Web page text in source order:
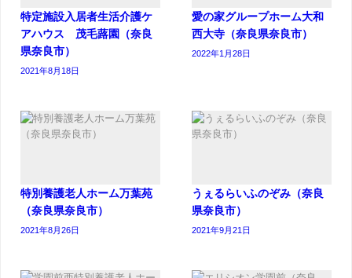
特定施設入居者生活介護ケ
アハウス 茂毛蕗園（奈良
県奈良市）
2021年8月18日
愛の家グループホーム大和
西大寺（奈良県奈良市）
2022年1月28日
特別養護老人ホーム万葉苑
（奈良県奈良市）
2021年8月26日
うぇるらいふのぞみ（奈良
県奈良市）
2021年9月21日